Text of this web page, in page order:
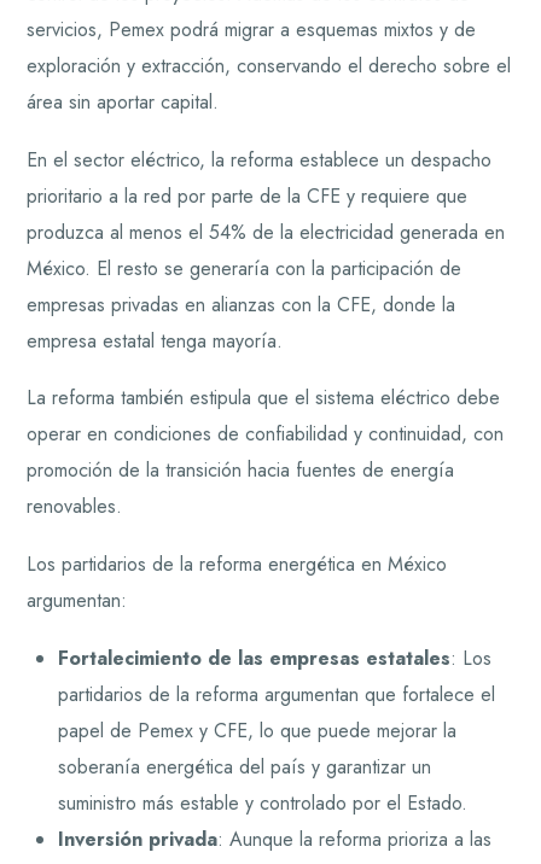
servicios, Pemex podrá migrar a esquemas mixtos y de
exploración y extracción, conservando el derecho sobre el
área sin aportar capital.
En el sector eléctrico, la reforma establece un despacho
prioritario a la red por parte de la CFE y requiere que
produzca al menos el 54% de la electricidad generada en
México. El resto se generaría con la participación de
empresas privadas en alianzas con la CFE, donde la
empresa estatal tenga mayoría.
La reforma también estipula que el sistema eléctrico debe
operar en condiciones de confiabilidad y continuidad, con
promoción de la transición hacia fuentes de energía
renovables.
Los partidarios de la reforma energética en México
argumentan:
Fortalecimiento de las empresas estatales: Los
partidarios de la reforma argumentan que fortalece el
papel de Pemex y CFE, lo que puede mejorar la
soberanía energética del país y garantizar un
suministro más estable y controlado por el Estado.
Inversión privada: Aunque la reforma prioriza a las